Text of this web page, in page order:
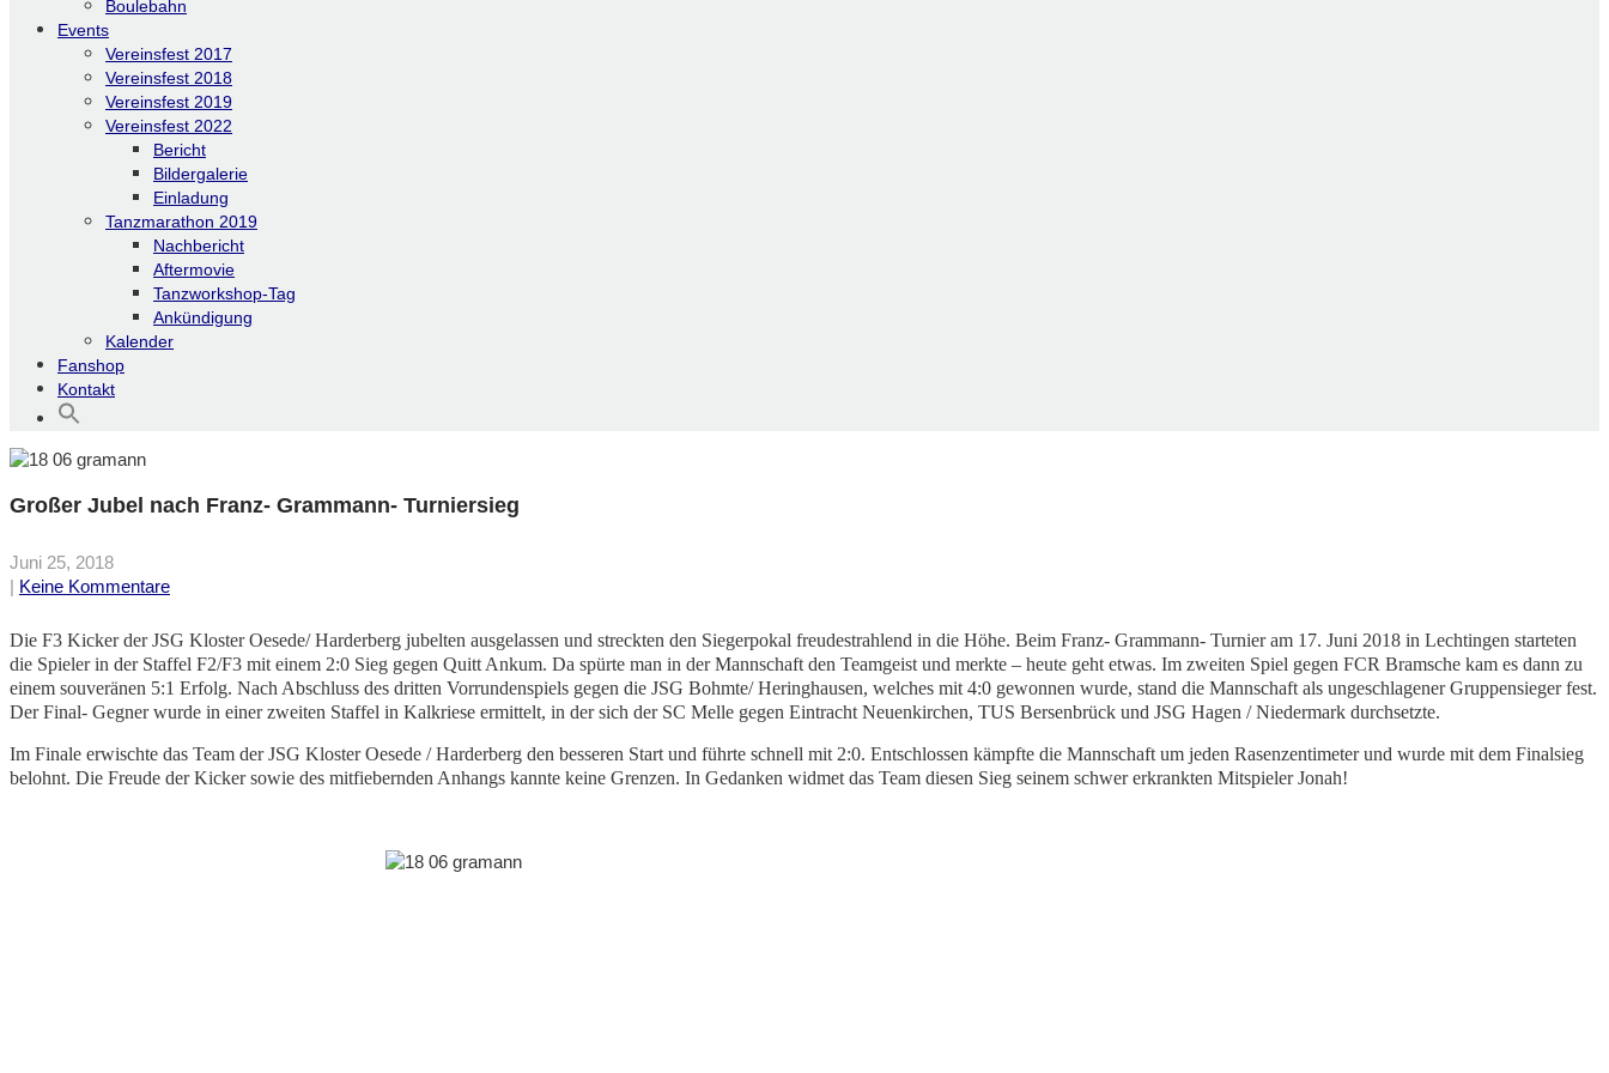
Boulebahn
Events
Vereinsfest 2017
Vereinsfest 2018
Vereinsfest 2019
Vereinsfest 2022
Bericht
Bildergalerie
Einladung
Tanzmarathon 2019
Nachbericht
Aftermovie
Tanzworkshop-Tag
Ankündigung
Kalender
Fanshop
Kontakt
Großer Jubel nach Franz- Grammann- Turniersieg
Juni 25, 2018
| Keine Kommentare
Die F3 Kicker der JSG Kloster Oesede/ Harderberg jubelten ausgelassen und streckten den Siegerpokal freudestrahlend in die Höhe. Beim Franz- Grammann- Turnier am 17. Juni 2018 in Lechtingen starteten
die Spieler in der Staffel F2/F3 mit einem 2:0 Sieg gegen Quitt Ankum. Da spürte man in der Mannschaft den Teamgeist und merkte – heute geht etwas. Im zweiten Spiel gegen FCR Bramsche kam es dann zu
einem souveränen 5:1 Erfolg. Nach Abschluss des dritten Vorrundenspiels gegen die JSG Bohmte/ Heringhausen, welches mit 4:0 gewonnen wurde, stand die Mannschaft als ungeschlagener Gruppensieger fest.
Der Final- Gegner wurde in einer zweiten Staffel in Kalkriese ermittelt, in der sich der SC Melle gegen Eintracht Neuenkirchen, TUS Bersenbrück und JSG Hagen / Niedermark durchsetzte.
Im Finale erwischte das Team der JSG Kloster Oesede / Harderberg den besseren Start und führte schnell mit 2:0. Entschlossen kämpfte die Mannschaft um jeden Rasenzentimeter und wurde mit dem Finalsieg
belohnt. Die Freude der Kicker sowie des mitfiebernden Anhangs kannte keine Grenzen. In Gedanken widmet das Team diesen Sieg seinem schwer erkrankten Mitspieler Jonah!